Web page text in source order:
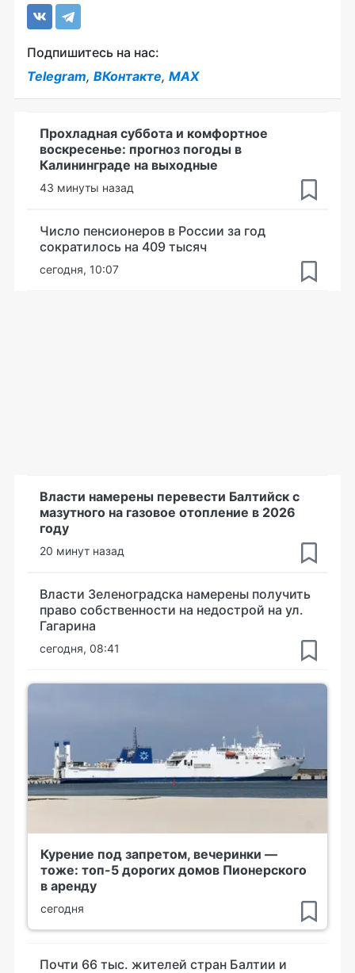
Подпишитесь на нас:
Telegram, ВКонтакте, MAX
Прохладная суббота и комфортное
воскресенье: прогноз погоды в
Калининграде на выходные
43 минуты назад
Число пенсионеров в России за год
сократилось на 409 тысяч
сегодня, 10:07
Власти намерены перевести Балтийск с
мазутного на газовое отопление в 2026
году
20 минут назад
Власти Зеленоградска намерены получить
право собственности на недострой на ул.
Гагарина
сегодня, 08:41
Курение под запретом, вечеринки —
тоже: топ-5 дорогих домов Пионерского
в аренду
сегодня
Почти 66 тыс. жителей стран Балтии и